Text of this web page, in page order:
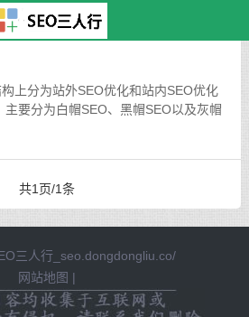
怎么办
上分为站外SEO优化和站内SEO优化
要分为白帽SEO、黑帽SEO以及灰帽
共1页/1条
三人行_seo.dongdongliu.co/
网站地图 |